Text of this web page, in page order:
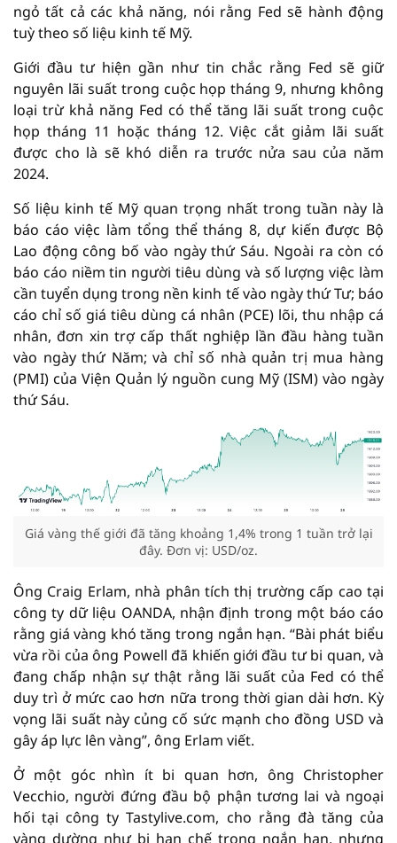
ngỏ tất cả các khả năng, nói rằng Fed sẽ hành động
tuỳ theo số liệu kinh tế Mỹ.
Giới đầu tư hiện gần như tin chắc rằng Fed sẽ giữ
nguyên lãi suất trong cuộc họp tháng 9, nhưng không
loại trừ khả năng Fed có thể tăng lãi suất trong cuộc
họp tháng 11 hoặc tháng 12. Việc cắt giảm lãi suất
được cho là sẽ khó diễn ra trước nửa sau của năm
2024.
Số liệu kinh tế Mỹ quan trọng nhất trong tuần này là
báo cáo việc làm tổng thể tháng 8, dự kiến được Bộ
Lao động công bố vào ngày thứ Sáu. Ngoài ra còn có
báo cáo niềm tin người tiêu dùng và số lượng việc làm
cần tuyển dụng trong nền kinh tế vào ngày thứ Tư; báo
cáo chỉ số giá tiêu dùng cá nhân (PCE) lõi, thu nhập cá
nhân, đơn xin trợ cấp thất nghiệp lần đầu hàng tuần
vào ngày thứ Năm; và chỉ số nhà quản trị mua hàng
(PMI) của Viện Quản lý nguồn cung Mỹ (ISM) vào ngày
thứ Sáu.
Giá vàng thế giới đã tăng khoảng 1,4% trong 1 tuần trở lại
đây. Đơn vị: USD/oz.
Ông Craig Erlam, nhà phân tích thị trường cấp cao tại
công ty dữ liệu OANDA, nhận định trong một báo cáo
rằng giá vàng khó tăng trong ngắn hạn. “Bài phát biểu
vừa rồi của ông Powell đã khiến giới đầu tư bi quan, và
đang chấp nhận sự thật rằng lãi suất của Fed có thể
duy trì ở mức cao hơn nữa trong thời gian dài hơn. Kỳ
vọng lãi suất này củng cố sức mạnh cho đồng USD và
gây áp lực lên vàng”, ông Erlam viết.
Ở một góc nhìn ít bi quan hơn, ông Christopher
Vecchio, người đứng đầu bộ phận tương lai và ngoại
hối tại công ty Tastylive.com, cho rằng đà tăng của
vàng dường như bị hạn chế trong ngắn hạn, nhưng